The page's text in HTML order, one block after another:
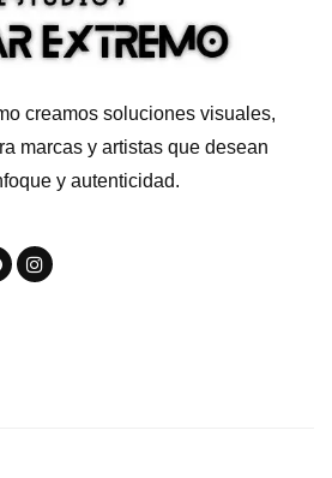
creamos soluciones visuales,
marcas y artistas que desean
y autenticidad.